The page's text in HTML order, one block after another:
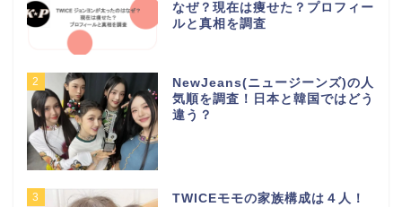
なぜ？現在は痩せた？プロフィー
ルと真相を調査
2
NewJeans(ニュージーンズ)の人
気順を調査！日本と韓国ではどう
違う？
3
TWICEモモの家族構成は４人！